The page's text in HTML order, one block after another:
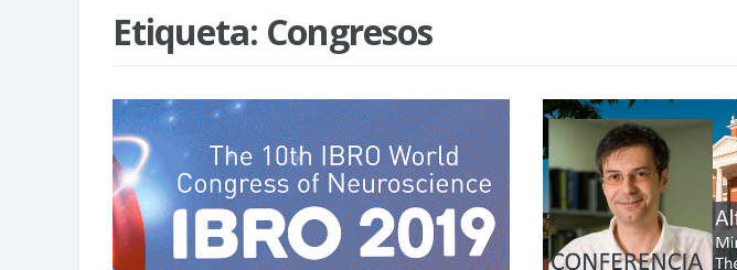
Etiqueta: Congresos